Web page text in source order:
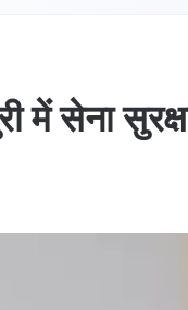
में सेना